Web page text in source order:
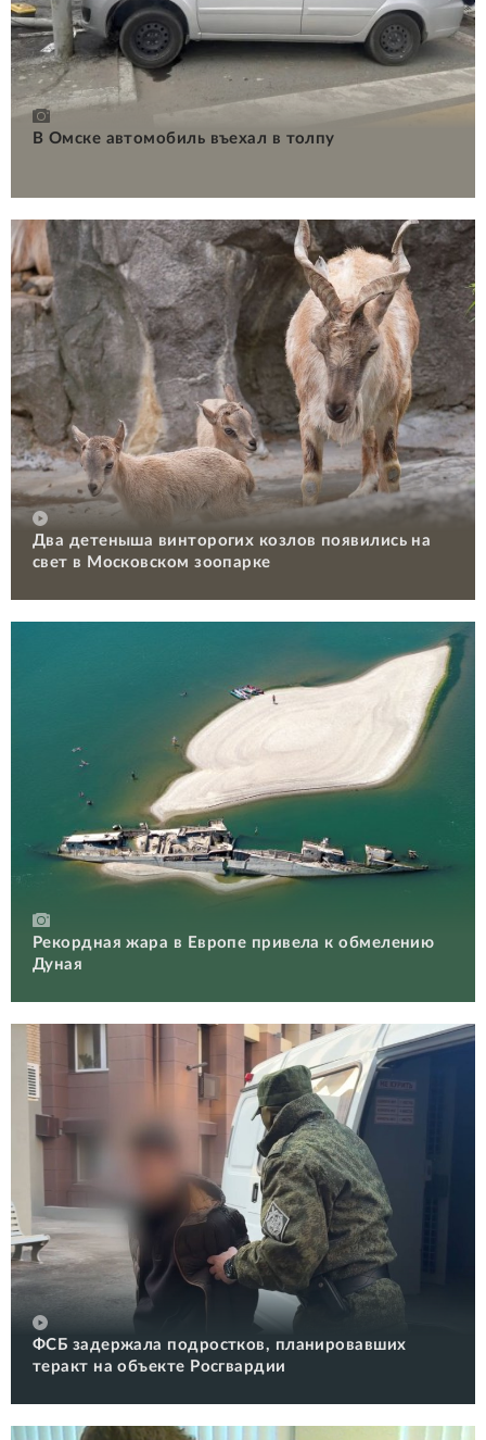
В Омске автомобиль въехал в толпу
Два детеныша винторогих козлов появились на
свет в Московском зоопарке
Рекордная жара в Европе привела к обмелению
Дуная
ФСБ задержала подростков, планировавших
теракт на объекте Росгвардии